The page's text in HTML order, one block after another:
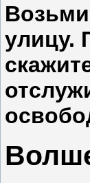
улицу.